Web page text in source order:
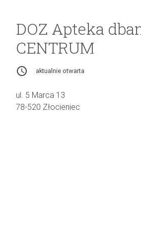
DOZ Apteka
CENTRUM
access_time aktualnie otwarta
ul. 5 Marca 13
78-520 Złocieniec